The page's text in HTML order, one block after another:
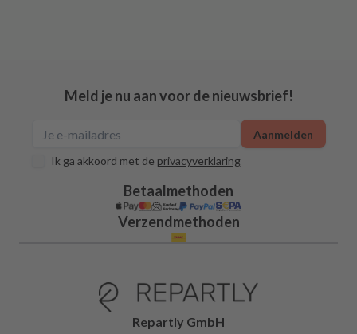
Meld je nu aan voor de nieuwsbrief!
Ik ga akkoord met de privacyverklaring
Aanmelden
Betaalmethoden
Verzendmethoden
Repartly GmbH